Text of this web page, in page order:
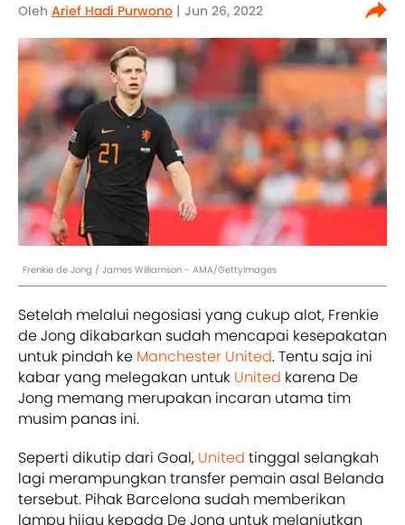
Oleh Arief Hadi Purwono | Jun 26, 2022
Frenkie de Jong / James Williamson - AMA/GettyImages
Setelah melalui negosiasi yang cukup alot, Frenkie
de Jong dikabarkan sudah mencapai kesepakatan
untuk pindah ke Manchester United. Tentu saja ini
kabar yang melegakan untuk United karena De
Jong memang merupakan incaran utama tim
musim panas ini.
Seperti dikutip dari Goal, United tinggal selangkah
lagi merampungkan transfer pemain asal Belanda
tersebut. Pihak Barcelona sudah memberikan
lampu hijau kepada De Jong untuk melanjutkan